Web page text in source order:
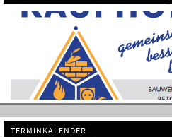
TERMINKALENDER